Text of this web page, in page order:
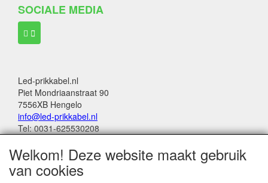
SOCIALE MEDIA
Led-prikkabel.nl
Piet Mondriaanstraat 90
7556XB Hengelo
info@led-prikkabel.nl
Tel: 0031-625530208
BTW no: NL001201144B39
Welkom! Deze website maakt gebruik
van cookies